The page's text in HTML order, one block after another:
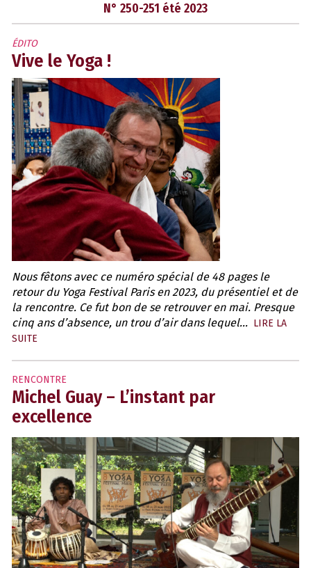
N° 250-251 été 2023
ÉDITO
Vive le Yoga !
Nous fêtons avec ce numéro spécial de 48 pages le
retour du Yoga Festival Paris en 2023, du présentiel et de
la rencontre. Ce fut bon de se retrouver en mai. Presque
cinq ans d’absence, un trou d’air dans lequel… LIRE LA
SUITE
RENCONTRE
Michel Guay – L’instant par
excellence